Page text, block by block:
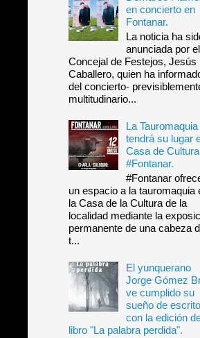
en concierto en
Fontanar.
La noticia ha
anunciada por el
Concejal de Festejos, Jesús
Caballero, quien ha
del concierto-
multitudinario...
La Tauromaquia
tendrá su lugar
Casa de
#Fontanar.
#Fontanar
un espacio a la tauromaquia
la Casa de la Cultura de la
localidad mediante la
permanente de una cabeza
t...
El yunquerano
Jorge Gómez
ve cumplido su
sueño de
con la edición
libro "La palabra perdida".